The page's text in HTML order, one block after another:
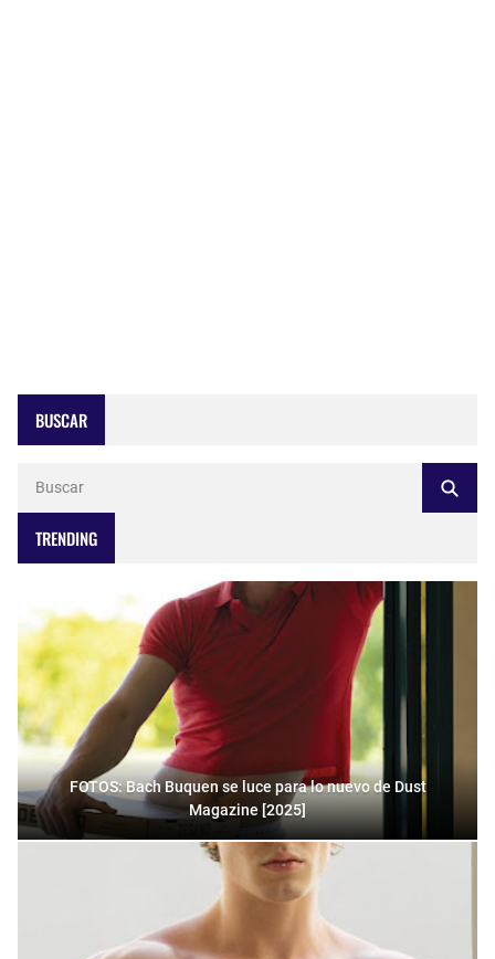
BUSCAR
TRENDING
FOTOS: Bach Buquen se luce para lo nuevo de Dust
Magazine [2025]